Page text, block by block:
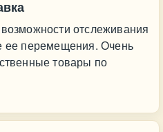
отслеживания
ее перемещения. Очень
товары по